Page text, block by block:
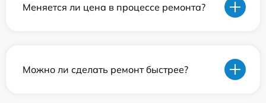
Меняется ли цена в процессе ремонта?
Можно ли сделать ремонт быстрее?